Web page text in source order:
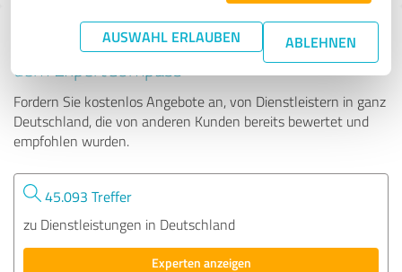
AUSWAHL ERLAUBEN ABLEHNEN
Tipp: Die passenden Experten finden - mit
dem ExpertCompass
Fordern Sie kostenlos Angebote an, von Dienstleistern in ganz
Deutschland, die von anderen Kunden bereits bewertet und
empfohlen wurden.
45.093 Treffer
zu Dienstleistungen in Deutschland
Experten anzeigen